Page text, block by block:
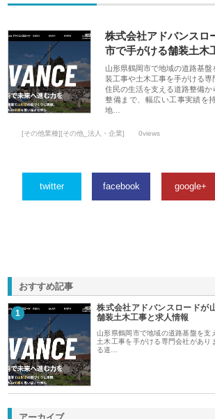
株式会社アドバンスロ
市で手がける舗装土木
山形県鶴岡市で地域の道路基
装工事や土木工事を手がける
住民の生活を支える道路整備か
整備まで、幅広い工事実績を
地…
[その他業種][その他_法人・企業] 0views
twitter facebook google+
おすすめ記事
1
株式会社アドバンスロードが
舗装土木工事と求人情報
山形県鶴岡市で地域の道路基盤を支
土木工事を手がける専門会社があり
る道…